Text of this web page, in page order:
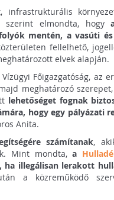
infrastrukturális
szerint elmondta, hogy
mentén, a vasúti
fellelhető,
elvek alapján.
Főigazgatóság, az
meghatározó
lehetőséget fognak
hogy egy pályázati
Anita.
számítanak,
Mint mondta,a
ha illegálisan lerakott
a közreműködő